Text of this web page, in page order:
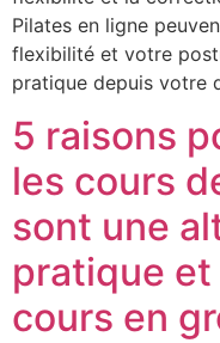
Pilates en ligne
flexibilité et votre
pratique depuis votre
5 raisons
les cours
sont une
pratique
cours en